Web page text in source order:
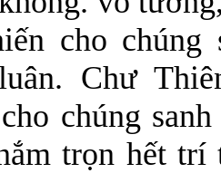
cho chúng
Chư
chúng
trọn hết trí